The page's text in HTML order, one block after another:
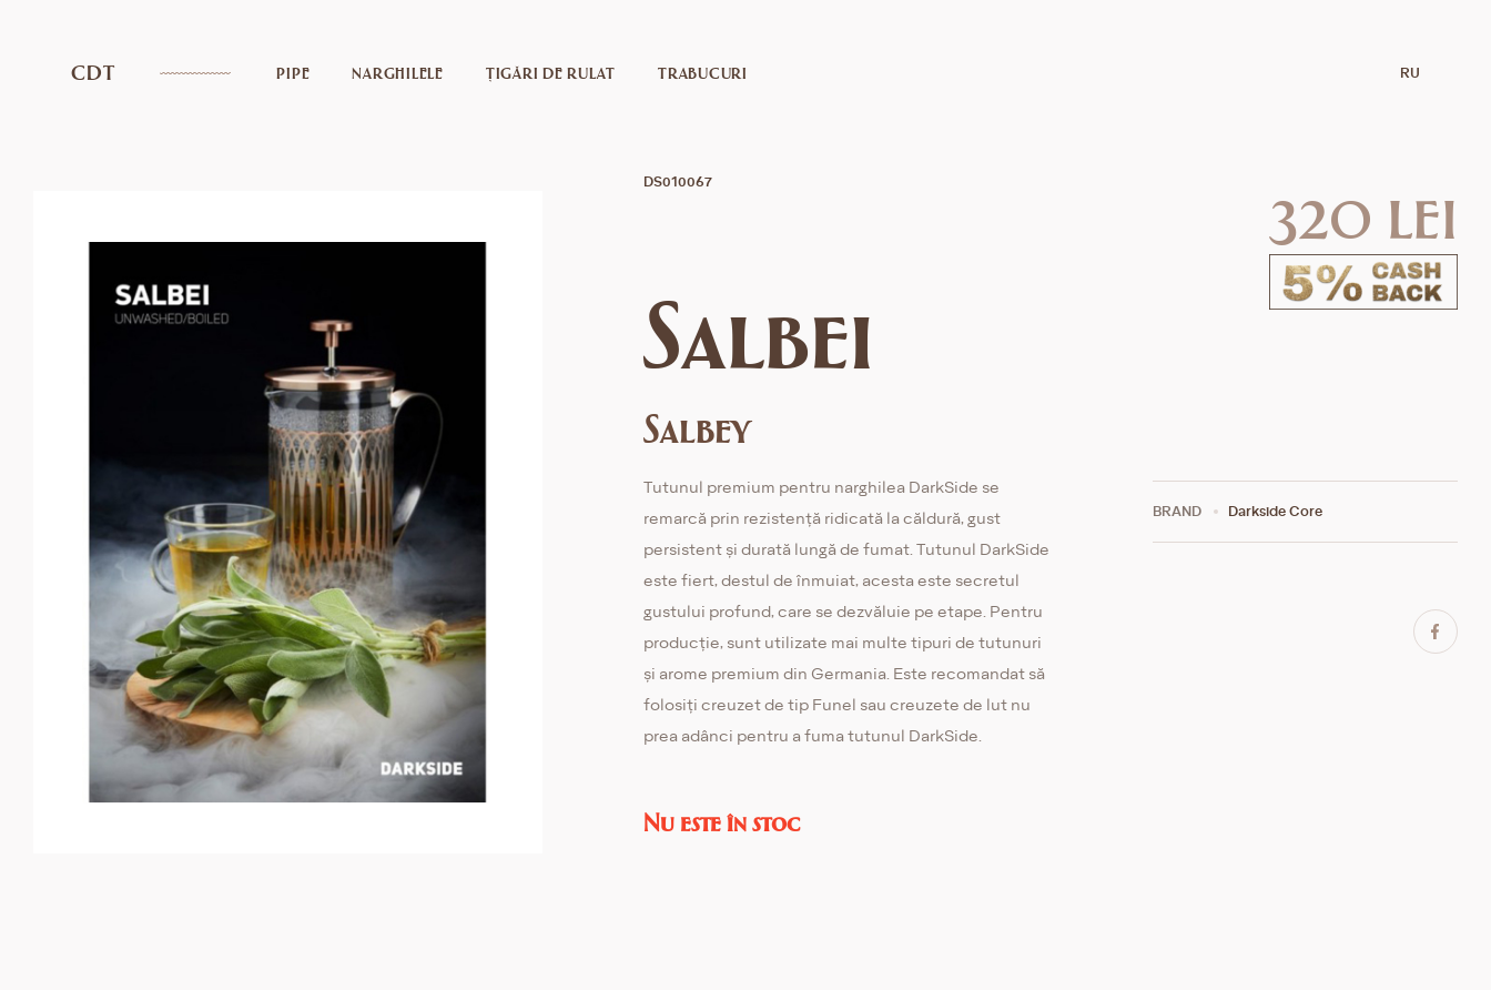
CDT PIPE NARGHILELE ȚIGĂRI DE RULAT TRABUCURI RU
DS010067
Salbei
Salbey
320 lei
Tutunul premium pentru narghilea DarkSide se
remarcă prin rezistență ridicată la căldură, gust
persistent și durată lungă de fumat. Tutunul DarkSide
este fiert, destul de înmuiat, acesta este secretul
gustului profund, care se dezvăluie pe etape. Pentru
producție, sunt utilizate mai multe tipuri de tutunuri
și arome premium din Germania. Este recomandat să
folosiți creuzet de tip Funel sau creuzete de lut nu
prea adânci pentru a fuma tutunul DarkSide.
Nu este în stoc
BRAND Darkside Core